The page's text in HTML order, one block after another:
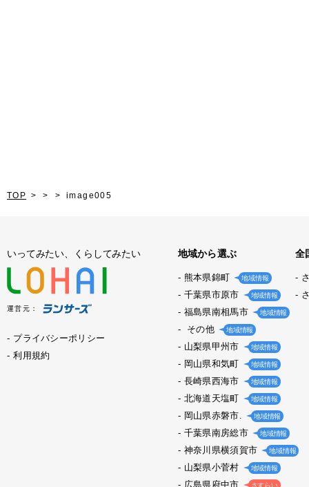
TOP image005
いってみたい、くらしてみたい
運営元：
プライバシーポリシー
利用規約
地域から選ぶ
熊本県錦町 地域情報
千葉県市原市 地域情報
福島県南相馬市 地域情報
その他 地域情報
山梨県甲州市 地域情報
岡山県和気町 地域情報
長崎県西海市 地域情報
北海道天塩町 地域情報
岡山県赤磐市. 地域情報
千葉県南房総市 地域情報
神奈川県横須賀市 地域情報
山梨県小菅村 地域情報
広島県府中市 さすらい
全